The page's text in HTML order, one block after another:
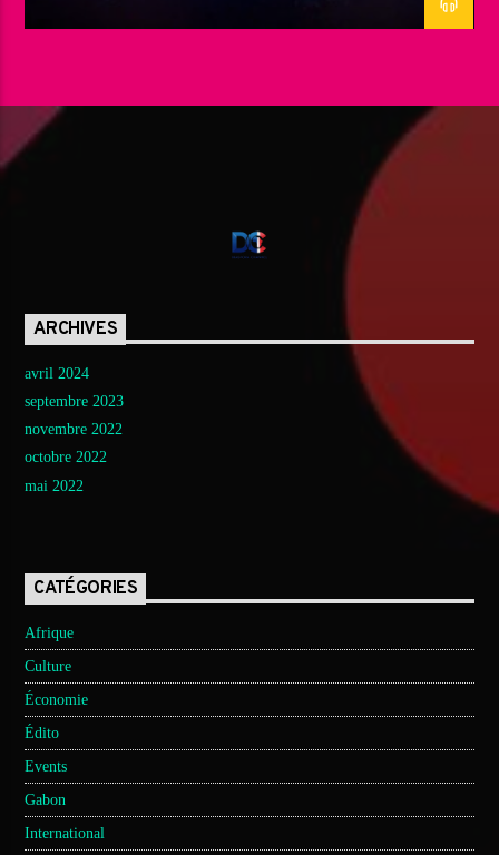
ARCHIVES
avril 2024
septembre 2023
novembre 2022
octobre 2022
mai 2022
CATÉGORIES
Afrique
Culture
Économie
Édito
Events
Gabon
International